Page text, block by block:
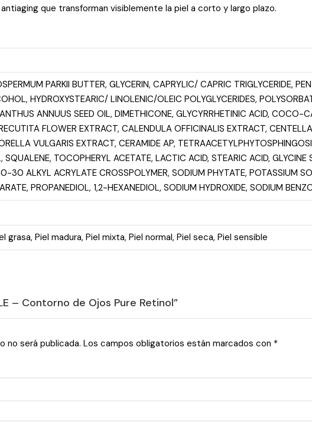
que transforman visiblemente la piel a corto y largo plazo.
PARKII BUTTER, GLYCERIN, CAPRYLIC/ CAPRIC TRIGLYCERIDE,
HYDROXYSTEARIC/ LINOLENIC/OLEIC POLYGLYCERIDES,
ANNUUS SEED OIL, DIMETHICONE, GLYCYRRHETINIC ACID,
FLOWER EXTRACT, CALENDULA OFFICINALIS EXTRACT,
VULGARIS EXTRACT, CERAMIDE AP,
SQUALENE, TOCOPHERYL ACETATE, LACTIC ACID, STEARIC ACID,
30 ALKYL ACRYLATE CROSSPOLYMER, SODIUM PHYTATE, POTASSIUM
PROPANEDIOL, 1,2-HEXANEDIOL, SODIUM HYDROXIDE, SODIUM
grasa, Piel madura, Piel mixta, Piel normal, Piel seca, Piel sensible
– Contorno de Ojos Pure Retinol”
no será publicada. Los campos obligatorios están marcados con *